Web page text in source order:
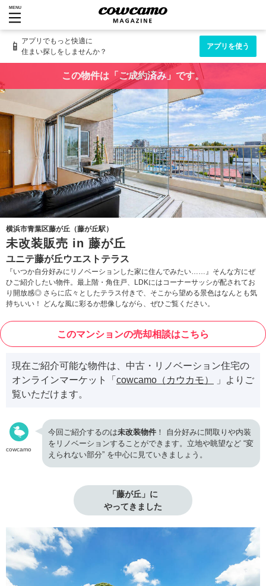
MENU
📱 アプリでもっと快適に
住まい探しをしませんか？
アプリを使う
この物件は「ご成約済み」です。
横浜市青葉区藤が丘（藤が丘駅）
未改装販売 in 藤が丘
ユニテ藤が丘ウエストテラス
『いつか自分好みにリノベーションした家に住んでみたい……』そんな方にぜ
ひご紹介したい物件。最上階・角住戸、LDKにはコーナーサッシが配されてお
り開放感◎ さらに広々としたテラス付きで、そこから望める景色はなんとも気
持ちいい！ どんな風に彩るか想像しながら、ぜひご覧ください。
このマンションの売却相談はこちら
現在ご紹介可能な物件は、中古・リノベーション住宅の
オンラインマーケット「 cowcamo（カウカモ）
」よりご
覧いただけます。
cowcamo
今回ご紹介するのは未改装物件 ！ 自分好みに間取りや内装
をリノベーションすることができます。立地や眺望など “変
えられない部分” を中心に見ていきましょう。
「藤が丘」に
やってきました